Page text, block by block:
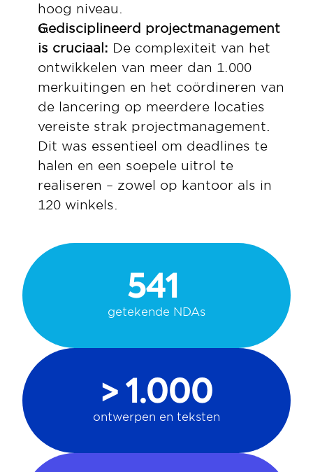
hoog niveau.
Gedisciplineerd projectmanagement
is cruciaal: De complexiteit van het
ontwikkelen van meer dan 1.000
merkuitingen en het coördineren van
de lancering op meerdere locaties
vereiste strak projectmanagement.
Dit was essentieel om deadlines te
halen en een soepele uitrol te
realiseren – zowel op kantoor als in
120 winkels.
541
getekende NDAs
> 1.000
ontwerpen en teksten